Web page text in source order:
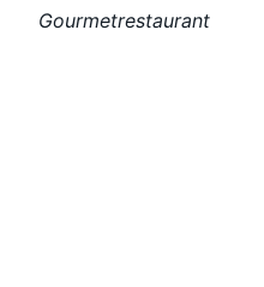
Gourmetrestaurant